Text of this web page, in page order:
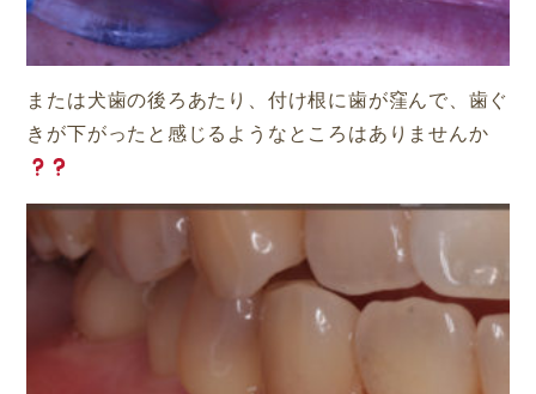
または犬歯の後ろあたり、付け根に歯が窪んで、歯ぐ
きが下がったと感じるようなところはありませんか